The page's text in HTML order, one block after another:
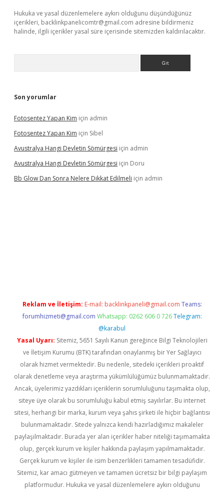
Hukuka ve yasal düzenlemelere aykırı olduğunu düşündüğünüz
içerikleri, backlinkpanelicomtr@gmail.com adresine bildirmeniz
halinde, ilgili içerikler yasal süre içerisinde sitemizden kaldırılacaktır.
Son yorumlar
Fotosentez Yapan Kim için admin
Fotosentez Yapan Kim için Sibel
Avustralya Hangi Devletin Sömürgesi için admin
Avustralya Hangi Devletin Sömürgesi için Doru
Bb Glow Dan Sonra Nelere Dikkat Edilmeli için admin
Reklam ve İletişim: E-mail: backlinkpaneli@gmail.com Teams:
forumhizmeti@gmail.com Whatsapp: 0262 606 0 726 Telegram:
@karabul
Yasal Uyarı: Sitemiz, 5651 Sayılı Kanun gereğince Bilgi Teknolojileri
ve İletişim Kurumu (BTK) tarafından onaylanmış bir Yer Sağlayıcı
olarak hizmet vermektedir. Bu nedenle, sitedeki içerikleri proaktif
olarak denetleme veya araştırma yükümlülüğümüz bulunmamaktadır.
Ancak, üyelerimiz yazdıkları içeriklerin sorumluluğunu taşımakta olup,
siteye üye olarak bu sorumluluğu kabul etmiş sayılırlar. Bu internet
sitesi, herhangi bir marka, kurum veya şahıs şirketi ile hiçbir bağlantısı
bulunmamaktadır. Sitede yalnızca kendi hazırladığımız makaleler
paylaşılmaktadır. Burada yer alan içerikler haber niteliği taşımamakta
olup, gerçek kurum ve kişiler hakkında paylaşım yapılmamaktadır.
Gerçek kurum ve kişiler ile isim benzerlikleri tamamen tesadüfidir.
Sitemiz, kar amacı gütmeyen ve tamamen ücretsiz bir bilgi paylaşım
platformudur. Hukuka ve yasal düzenlemelere aykırı olduğunu